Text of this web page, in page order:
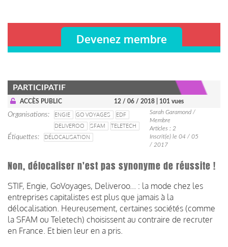
Devenez membre
PARTICIPATIF
ACCÈS PUBLIC 12 / 06 / 2018 | 101 vues
Organisations ENGIE GO VOYAGES
EDF
DELIVEROO
SFAM
TELETECH
Étiquettes
DÉLOCALISATION
Sarah Garamond /
Membre
Articles : 2
Inscrit(e) le 04 / 05
/ 2017
Non, délocaliser n'est pas synonyme de réussite !
STIF, Engie, GoVoyages, Deliveroo... : la mode chez les
entreprises capitalistes est plus que jamais à la
délocalisation. Heureusement, certaines sociétés (comme
la SFAM ou Teletech) choisissent au contraire de recruter
en France. Et bien leur en a pris.